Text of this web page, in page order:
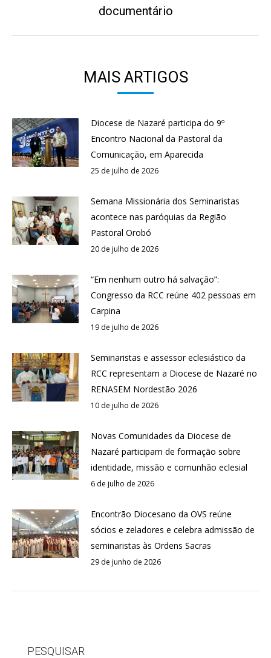
post:
documentário
MAIS ARTIGOS
Diocese de Nazaré participa do 9º
Encontro Nacional da Pastoral da
Comunicação, em Aparecida
25 de julho de 2026
Semana Missionária dos Seminaristas
acontece nas paróquias da Região
Pastoral Orobó
20 de julho de 2026
“Em nenhum outro há salvação”:
Congresso da RCC reúne 402 pessoas em
Carpina
19 de julho de 2026
Seminaristas e assessor eclesiástico da
RCC representam a Diocese de Nazaré no
RENASEM Nordestão 2026
10 de julho de 2026
Novas Comunidades da Diocese de
Nazaré participam de formação sobre
identidade, missão e comunhão eclesial
6 de julho de 2026
Encontrão Diocesano da OVS reúne
sócios e zeladores e celebra admissão de
seminaristas às Ordens Sacras
29 de junho de 2026
PESQUISAR